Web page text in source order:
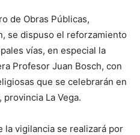
de Obras Públicas,
se dispuso el reforzamiento
vías, en especial la
Profesor Juan Bosch, con
que se celebrarán en
La Vega.
la vigilancia se realizará por